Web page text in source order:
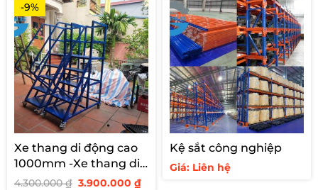
-9%
Xe thang di động cao
1000mm -Xe thang di
động cao 1 m
4.300.000₫ Giá
3.900.000₫Giá
Kệ sắt công nghiệp
Giá: Liên hệ